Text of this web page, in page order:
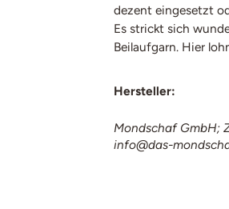
dezent eingesetzt
Es strickt sich
Beilaufgarn. Hier
Hersteller:
Mondschaf GmbH;
info@das-